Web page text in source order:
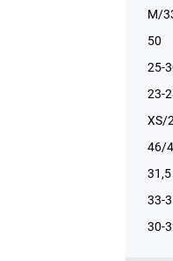
М/
50
25-
23-
XS/
46/
31,5
33-
30-